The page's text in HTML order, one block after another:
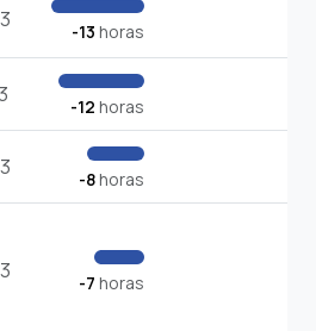
-13 horas
-12 horas
-8horas
-7 horas